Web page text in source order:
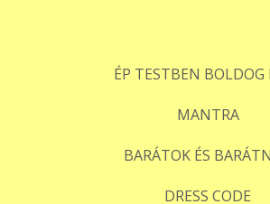
ÉP TESTBEN BOLDOG
MANTRA
BARÁTOK ÉS
DRESS CODE